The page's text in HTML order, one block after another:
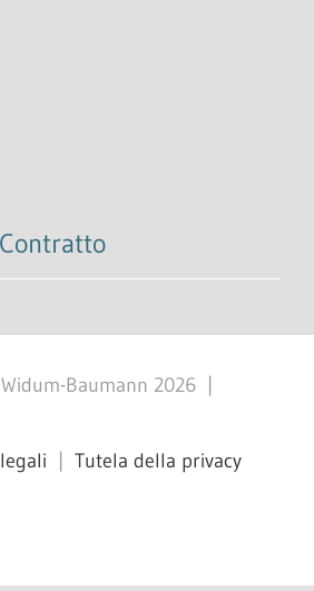
Baumann 2026
Tutela della privacy